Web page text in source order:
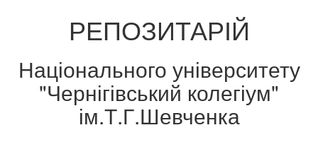
РЕПОЗИТАРІЙ
Національного університету
"Чернігівський колегіум"
ім.Т.Г.Шевченка